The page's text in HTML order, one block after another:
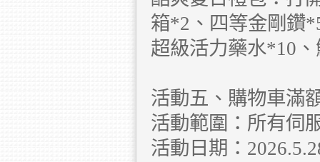
箱*2、四等金剛鑽
超級活力藥水*10
活動五、購物車滿
活動範圍：所有伺
活動日期：